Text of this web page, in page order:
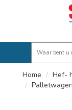
Home Hef-
Palletwagen